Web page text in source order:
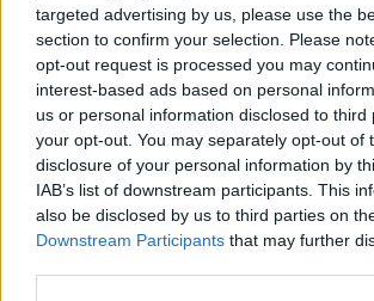
targeted advertising by us, please use the
section to confirm your selection. Please
opt-out request is processed you may
interest-based ads based on personal
us or personal information disclosed to third
your opt-out. You may separately opt-out of
disclosure of your personal information by
IAB’s list of downstream participants. This
also be disclosed by us to third parties on
Downstream Participants that may further